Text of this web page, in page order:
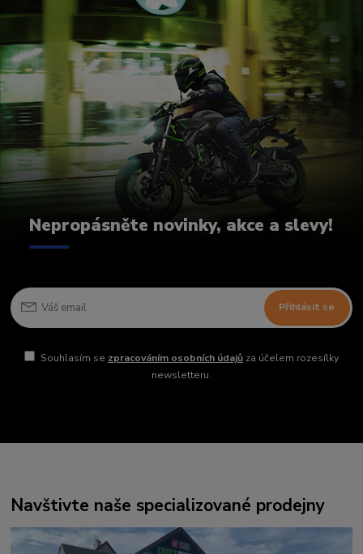
Nepropásněte novinky, akce a slevy!
Přihlásit se
Souhlasím se zpracováním osobních údajůza účelem rozesílky
newsletteru.
Navštivte naše specializované prodejny